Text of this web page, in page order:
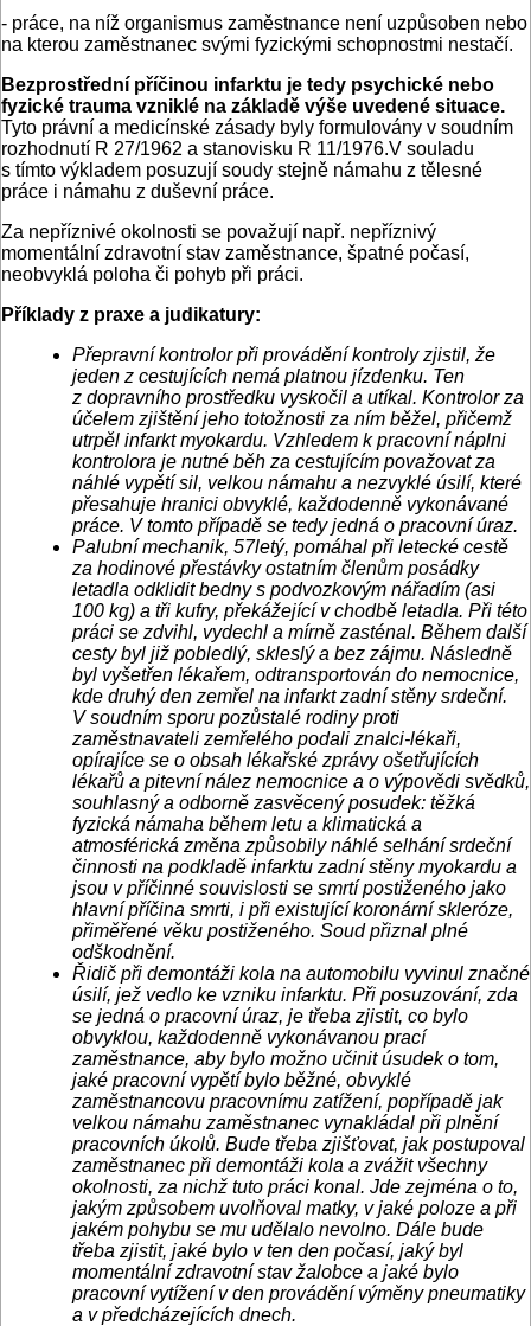
- práce, na níž organismus zaměstnance není uzpůsoben nebo
na kterou zaměstnanec svými fyzickými schopnostmi nestačí.
Bezprostřední příčinou infarktu je tedy psychické nebo
fyzické trauma vzniklé na základě výše uvedené situace.
Tyto právní a medicínské zásady byly formulovány v soudním
rozhodnutí R 27/1962 a stanovisku R 11/1976.V souladu
s tímto výkladem posuzují soudy stejně námahu z tělesné
práce i námahu z duševní práce.
Za nepříznivé okolnosti se považují např. nepříznivý
momentální zdravotní stav zaměstnance, špatné počasí,
neobvyklá poloha či pohyb při práci.
Příklady z praxe a judikatury:
Přepravní kontrolor při provádění kontroly zjistil, že
jeden z cestujících nemá platnou jízdenku. Ten
z dopravního prostředku vyskočil a utíkal. Kontrolor za
účelem zjištění jeho totožnosti za ním běžel, přičemž
utrpěl infarkt myokardu. Vzhledem k pracovní náplni
kontrolora je nutné běh za cestujícím považovat za
náhlé vypětí sil, velkou námahu a nezvyklé úsilí, které
přesahuje hranici obvyklé, každodenně vykonávané
práce. V tomto případě se tedy jedná o pracovní úraz.
Palubní mechanik, 57letý, pomáhal při letecké cestě
za hodinové přestávky ostatním členům posádky
letadla odklidit bedny s podvozkovým nářadím (asi
100 kg) a tři kufry, překážející v chodbě letadla. Při této
práci se zdvihl, vydechl a mírně zasténal. Během další
cesty byl již pobledlý, skleslý a bez zájmu. Následně
byl vyšetřen lékařem, odtransportován do nemocnice,
kde druhý den zemřel na infarkt zadní stěny srdeční.
V soudním sporu pozůstalé rodiny proti
zaměstnavateli zemřelého podali znalci-lékaři,
opírajíce se o obsah lékařské zprávy ošetřujících
lékařů a pitevní nález nemocnice a o výpovědi svědků,
souhlasný a odborně zasvěcený posudek: těžká
fyzická námaha během letu a klimatická a
atmosférická změna způsobily náhlé selhání srdeční
činnosti na podkladě infarktu zadní stěny myokardu a
jsou v příčinné souvislosti se smrtí postiženého jako
hlavní příčina smrti, i při existující koronární skleróze,
přiměřené věku postiženého. Soud přiznal plné
odškodnění.
Řidič při demontáži kola na automobilu vyvinul značné
úsilí, jež vedlo ke vzniku infarktu. Při posuzování, zda
se jedná o pracovní úraz, je třeba zjistit, co bylo
obvyklou, každodenně vykonávanou prací
zaměstnance, aby bylo možno učinit úsudek o tom,
jaké pracovní vypětí bylo běžné, obvyklé
zaměstnancovu pracovnímu zatížení, popřípadě jak
velkou námahu zaměstnanec vynakládal při plnění
pracovních úkolů. Bude třeba zjišťovat, jak postupoval
zaměstnanec při demontáži kola a zvážit všechny
okolnosti, za nichž tuto práci konal. Jde zejména o to,
jakým způsobem uvolňoval matky, v jaké poloze a při
jakém pohybu se mu udělalo nevolno. Dále bude
třeba zjistit, jaké bylo v ten den počasí, jaký byl
momentální zdravotní stav žalobce a jaké bylo
pracovní vytížení v den provádění výměny pneumatiky
a v předcházejících dnech.